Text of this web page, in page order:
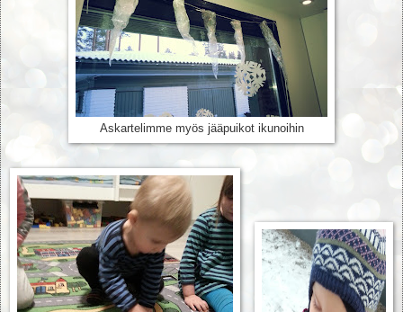
Askartelimme myös jääpuikot ikunoihin